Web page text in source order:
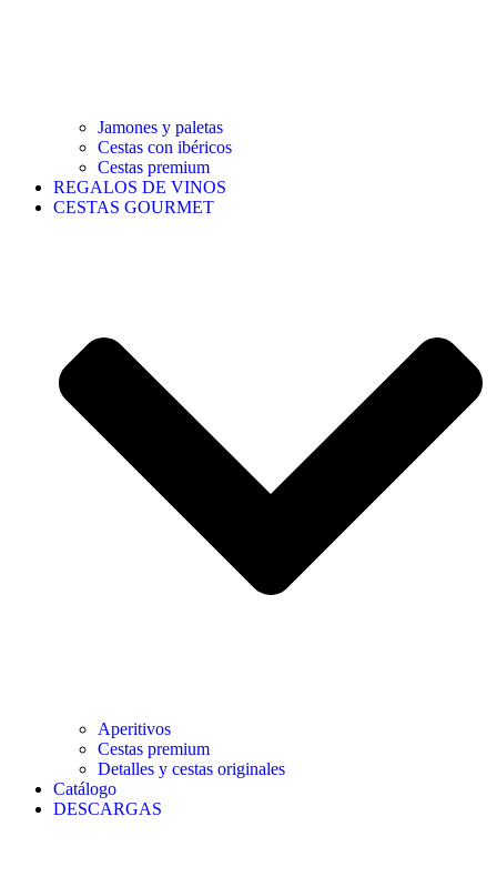
Jamones y paletas
Cestas con ibéricos
Cestas premium
REGALOS DE VINOS
CESTAS GOURMET
Aperitivos
Cestas premium
Detalles y cestas originales
Catálogo
DESCARGAS